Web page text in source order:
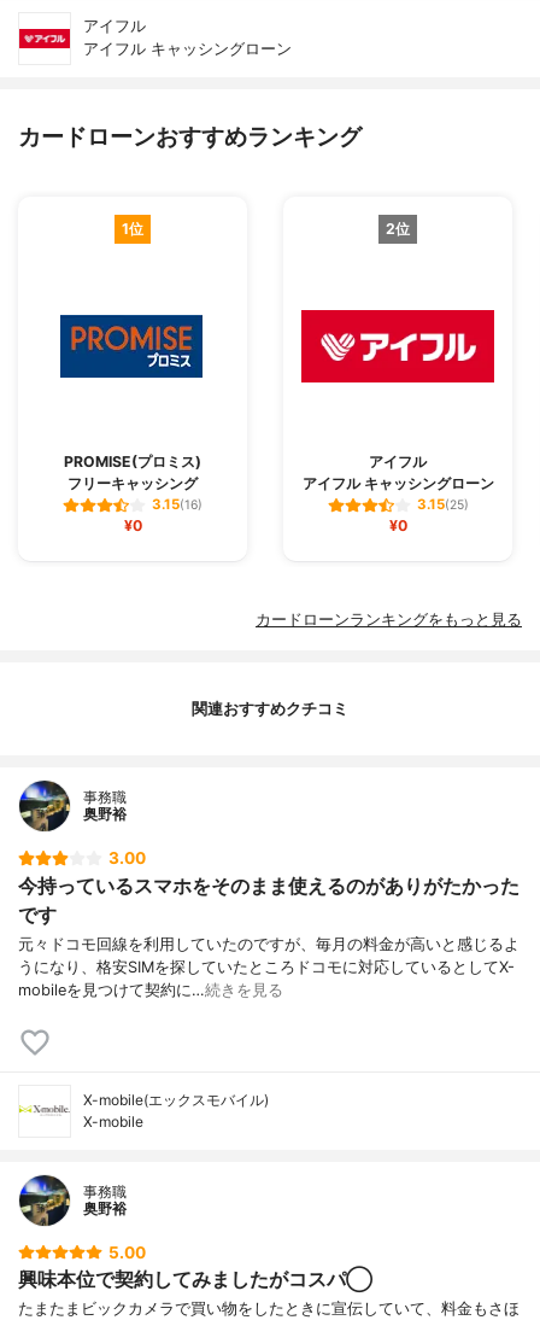
アイフル
アイフル キャッシングローン
カードローンおすすめランキング
1位
PROMISE(プロミス)
フリーキャッシング
3.15(16)
¥0
2位
アイフル
アイフル キャッシングローン
3.15(25)
¥0
カードローンランキングをもっと見る
関連おすすめクチコミ
事務職
奥野裕
3.00
今持っているスマホをそのまま使えるのがありがたかった
です
元々ドコモ回線を利用していたのですが、毎月の料金が高いと感じるよ
うになり、格安SIMを探していたところドコモに対応しているとしてX-
mobileを見つけて契約に…続きを見る
X-mobile(エックスモバイル)
X-mobile
事務職
奥野裕
5.00
興味本位で契約してみましたがコスパ◯
たまたまビックカメラで買い物をしたときに宣伝していて、料金もさほ